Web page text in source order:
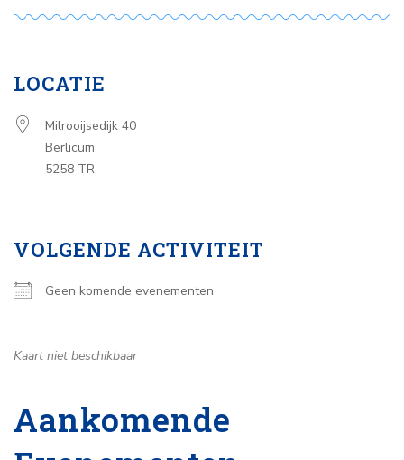
LOCATIE
Milrooijsedijk 40
Berlicum
5258 TR
VOLGENDE ACTIVITEIT
Geen komende evenementen
Kaart niet beschikbaar
Aankomende